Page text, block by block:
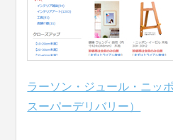
ラーソン・ジュール・ニッ
スーパーデリバリー）